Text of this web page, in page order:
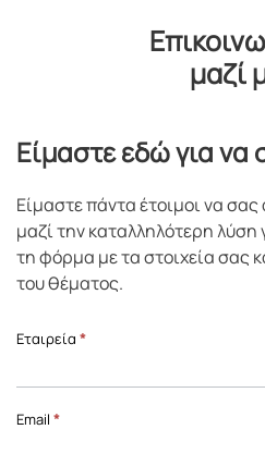
μαζί
Είμαστε εδώ για
Είμαστε πάντα έτοιμοι να
μαζί την καταλληλότερη
τη φόρμα με τα στοιχεία σας
του θέματος.
Επικοινωνία
Page
Εταιρεία *
Email *